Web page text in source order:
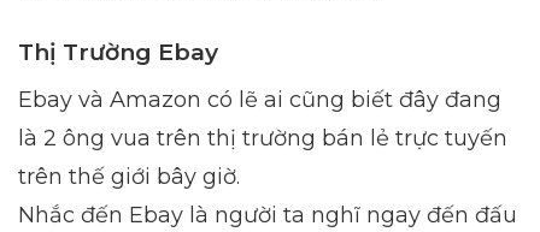
Thị Trường Ebay
Ebay và Amazon có lẽ ai cũng biết đây đang
là 2 ông vua trên thị trường bán lẻ trực tuyến
trên thế giới bây giờ.
Nhắc đến Ebay là người ta nghĩ ngay đến đấu